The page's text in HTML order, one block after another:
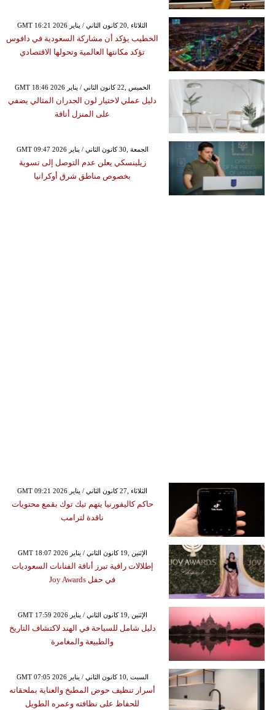
GMT 16:21 2026 الثلاثاء ,20 كانون الثاني / يناير
الخطيب يؤكد أن مشاركة السعودية في دافوس
تؤكد مكانتها العالمية وتحولها الاقتصادي
GMT 18:46 2026 الخميس ,22 كانون الثاني / يناير
دليل عملي لاختيار لون الجدران المثالي يضفي
على المنزل أناقة
GMT 09:47 2026 الجمعة ,30 كانون الثاني / يناير
زيلينسكي يعلن عدم التوصل إلى تسوية
بخصوص مناطق شرق أوكرانيا
GMT 09:21 2026 الثلاثاء ,27 كانون الثاني / يناير
حاكم كاليفورنيا يتهم تيك توك بقمع محتويات
ناقدة لترامب
GMT 18:07 2026 الإثنين ,19 كانون الثاني / يناير
إطلالات راقية تبرز أناقة الفنانات السعوديات
في حفل Joy Awards
GMT 17:59 2026 الإثنين ,19 كانون الثاني / يناير
دليل شامل للسياحة في الهند لاكتشاف التاريخ
والطبيعة والمغامرة
GMT 07:05 2026 السبت ,10 كانون الثاني / يناير
أسرار تنظيف حوض المطبخ والعناية بملحقاته
للحفاظ على نظافته وعمره الطويل